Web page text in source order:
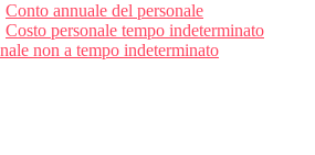
Conto annuale del personale
Costo personale tempo indeterminato
non a tempo indeterminato